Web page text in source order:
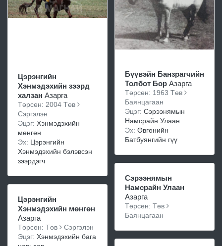
Цэрэнгийн
Хэнмэдэхийн зээрд
халзан Азарга
Төрсөн: 2004 Төв
Сэргэлэн
Эцэг: Хэнмэдэхийн
мөнгөн
Эх: Цэрэнгийн
Хэнмэдэхийн бэлэвсэн
зээрдэгч
Цэрэнгийн
Хэнмэдэхийн мөнгөн
Азарга
Төрсөн: Төв
Сэргэлэн
Эцэг: Хэнмэдэхийн бага
Бүүвэйн Банзрагчийн
Толбот Бор Азарга
Төрсөн: 1963 Төв
Баянцагаан
Эцэг: Сэрээнямын
Намсрайн Улаан
Эх: Өвгөнийн
Батбуянгийн гүү
Сэрээнямын
Намсрайн Улаан
Азарга
Төрсөн: Төв
Баянцагаан